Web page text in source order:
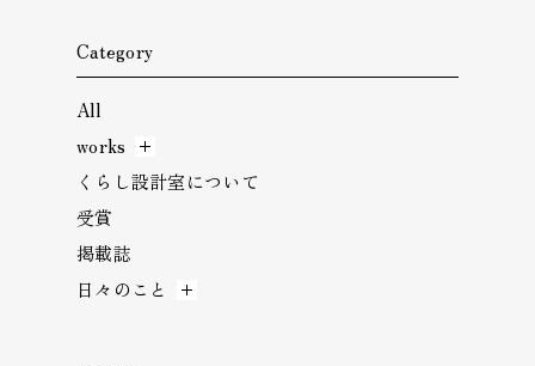
Category
All
works
くらし設計室について
受賞
掲載誌
日々のこと